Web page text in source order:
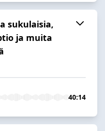
sukulaisia,
ja muita
40:14